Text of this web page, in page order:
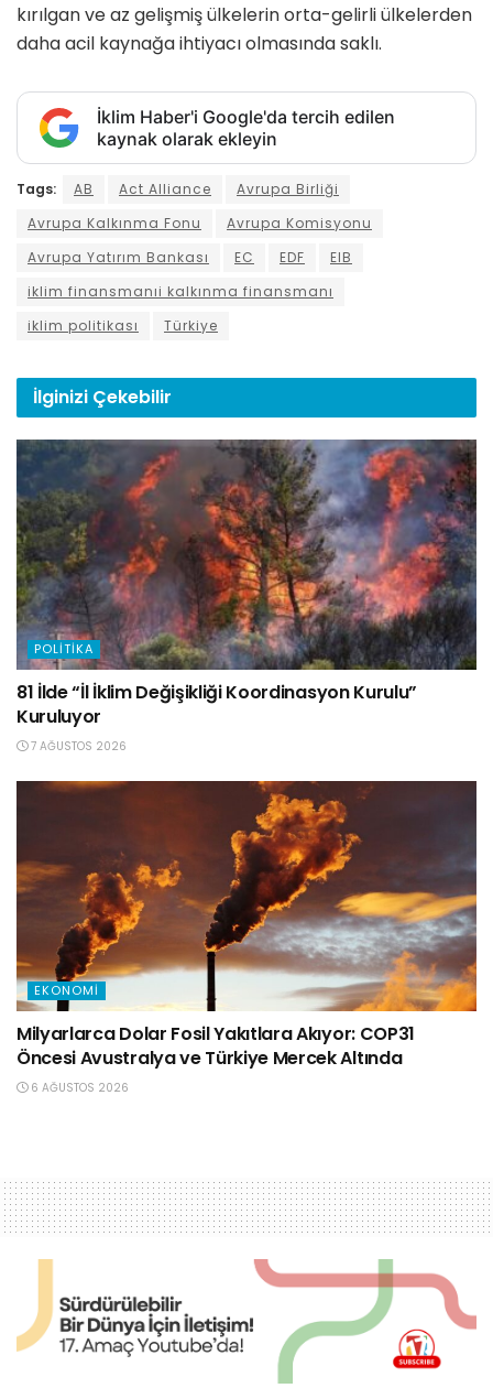
kırılgan ve az gelişmiş ülkelerin orta-gelirli ülkelerden
daha acil kaynağa ihtiyacı olmasında saklı.
İklim Haber'i Google'da tercih edilen
kaynak olarak ekleyin
Tags: AB Act Alliance
Avrupa Birliği
Avrupa Kalkınma Fonu
Avrupa Komisyonu
Avrupa Yatırım Bankası
EC EDF
EIB
iklim finansmanıi kalkınma finansmanı
iklim politikası
Türkiye
İlginizi Çekebilir
POLITIKA
81 İlde “İl İklim Değişikliği Koordinasyon Kurulu”
Kuruluyor
7 AĞUSTOS 2026
EKONOMI
Milyarlarca Dolar Fosil Yakıtlara Akıyor: COP31
Öncesi Avustralya ve Türkiye Mercek Altında
6 AĞUSTOS 2026